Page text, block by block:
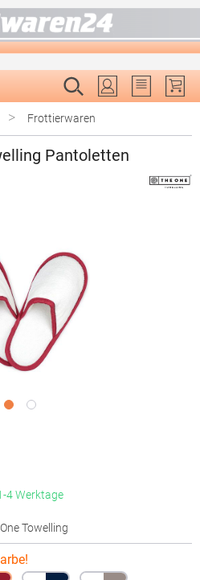
Du hast 0
> Frottierwaren
Pantoletten
4 Werktage
Towelling